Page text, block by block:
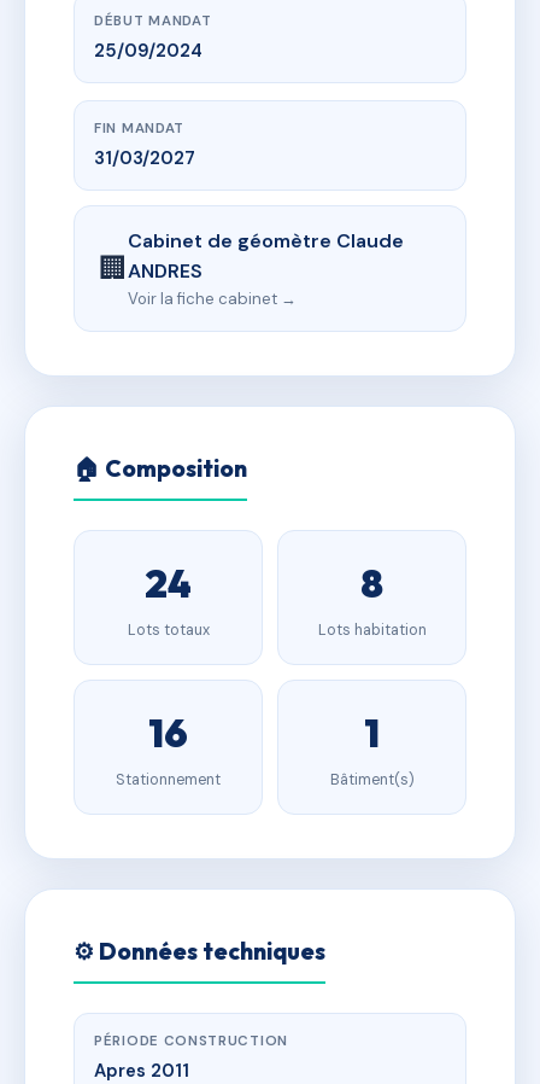
DÉBUT MANDAT
25/09/2024
FIN MANDAT
31/03/2027
🏢
Cabinet de géomètre Claude
ANDRES
Voir la fiche cabinet →
🏠 Composition
24
Lots totaux
8
Lots habitation
16
Stationnement
1
Bâtiment(s)
⚙️ Données techniques
PÉRIODE CONSTRUCTION
Apres 2011